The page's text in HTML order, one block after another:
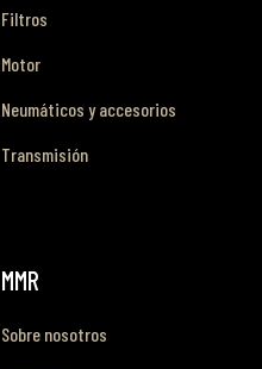
Filtros
Motor
Neumáticos y accesorios
Transmisión
MMR
Sobre nosotros